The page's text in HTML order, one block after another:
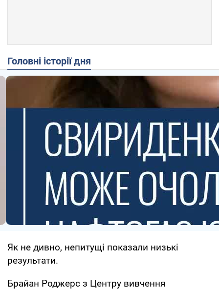
Головні історії дня
Як не дивно, непитущі показали низькі
результати.
Брайан Роджерс з Центру вивчення